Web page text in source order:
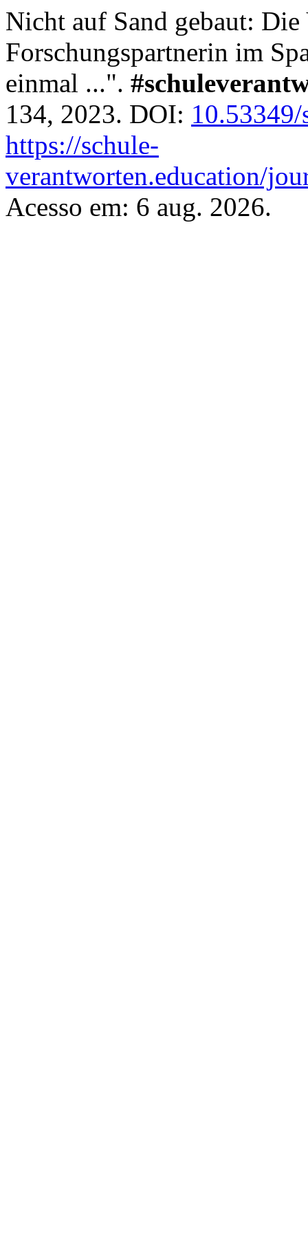
Nicht auf Sand gebaut:
Forschungspartnerin im
einmal ...".
134, 2023. DOI:
https://schule-
verantworten.education/
Acesso em: 6 aug. 2026.